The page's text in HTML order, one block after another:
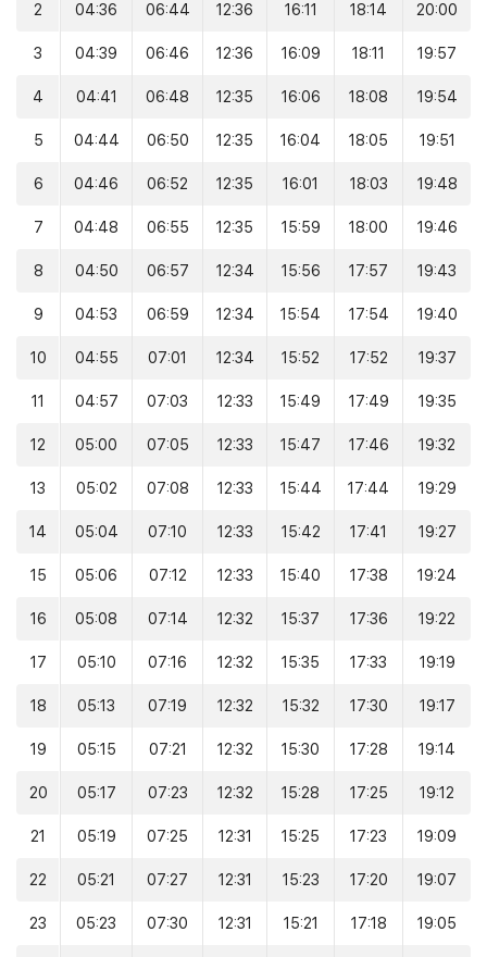
2 04:36 06:44 12:36 16:11 18:14 20:00
3 04:39 06:46 12:36 16:09 18:11 19:57
4 04:41 06:48 12:35 16:06 18:08 19:54
5 04:44 06:50 12:35 16:04 18:05 19:51
6 04:46 06:52 12:35 16:01 18:03 19:48
7 04:48 06:55 12:35 15:59 18:00 19:46
8 04:50 06:57 12:34 15:56 17:57 19:43
9 04:53 06:59 12:34 15:54 17:54 19:40
10 04:55 07:01 12:34 15:52 17:52 19:37
11 04:57 07:03 12:33 15:49 17:49 19:35
12 05:00 07:05 12:33 15:47 17:46 19:32
13 05:02 07:08 12:33 15:44 17:44 19:29
14 05:04 07:10 12:33 15:42 17:41 19:27
15 05:06 07:12 12:33 15:40 17:38 19:24
16 05:08 07:14 12:32 15:37 17:36 19:22
17 05:10 07:16 12:32 15:35 17:33 19:19
18 05:13 07:19 12:32 15:32 17:30 19:17
19 05:15 07:21 12:32 15:30 17:28 19:14
20 05:17 07:23 12:32 15:28 17:25 19:12
21 05:19 07:25 12:31 15:25 17:23 19:09
22 05:21 07:27 12:31 15:23 17:20 19:07
23 05:23 07:30 12:31 15:21 17:18 19:05